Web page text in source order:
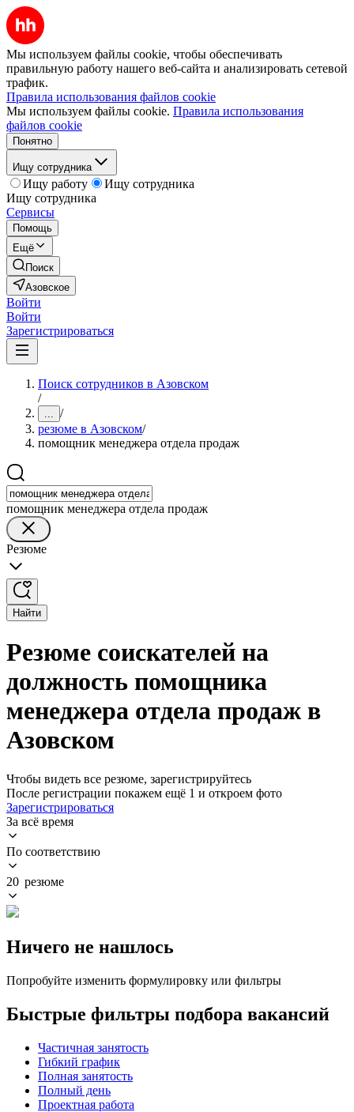
Мы используем файлы cookie, чтобы обеспечивать
правильную работу нашего веб-сайта и анализировать сетевой
трафик.
Правила использования файлов cookie
Мы используем файлы cookie. Правила использования
файлов cookie
Понятно
Ищу сотрудника
Ищу работу
Ищу сотрудника
Ищу сотрудника
Сервисы
Помощь
Ещё
Поиск
Азовское
Войти
Войти
Зарегистрироваться
Поиск сотрудников в Азовском
/
... /
резюме в Азовском/
помощник менеджера отдела продаж
помощник менеджера отдела продаж
Резюме
Найти
Резюме соискателей на
должность помощника
менеджера отдела продаж в
Азовском
Чтобы видеть все резюме, зарегистрируйтесь
После регистрации покажем ещё 1 и откроем фото
Зарегистрироваться
За всё время
По соответствию
20 резюме
Ничего не нашлось
Попробуйте изменить формулировку или фильтры
Быстрые фильтры подбора вакансий
Частичная занятость
Гибкий график
Полная занятость
Полный день
Проектная работа